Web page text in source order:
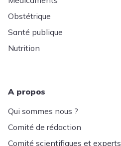
Obstétrique
Santé publique
Nutrition
A propos
Qui sommes nous ?
Comité de rédaction
Comité scientifiques et experts